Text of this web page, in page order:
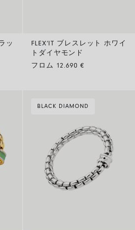
ッ
FLEX’IT ブレスレット ホワイ
トダイヤモンド
フロム 12.690 €
BLACK DIAMOND